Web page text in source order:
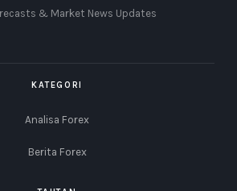
& Market News Updates
KATEGORI
Analisa Forex
Berita Forex